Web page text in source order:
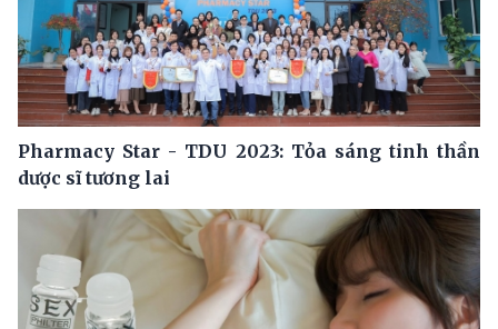
Pharmacy Star - TDU 2023: Tỏa sáng tinh thần
dược sĩ tương lai